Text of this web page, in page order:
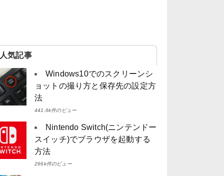
人気記事
Windows10でのスクリーンシ
ョットの撮り方と保存先の設定方
法
441.6k件のビュー
Nintendo Switch(ニンテンドー
スイッチ)でブラウザを起動する
方法
266k件のビュー